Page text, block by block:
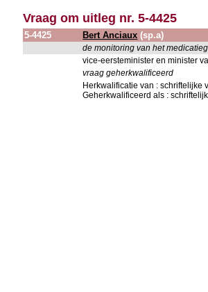
Vraag om uitleg nr. 5-4425
5-4425 Bert Anciaux (sp.a)
de monitoring van het
vice-eersteminister en minister
vraag geherkwalificeerd
Herkwalificatie van : schriftelijke
Geherkwalificeerd als :